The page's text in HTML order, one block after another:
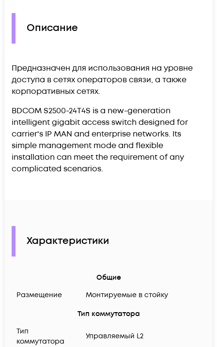
Описание
Предназначен для использования на уровне
доступа в сетях операторов связи, а также
корпоративных сетях.
BDCOM S2500-24T4S is a new-generation
intelligent gigabit access switch designed for
carrier's IP MAN and enterprise networks. Its
simple management mode and flexible
installation can meet the requirement of any
complicated scenarios.
Характеристики
Общие
Размещение
Монтируемые в стойку
Тип коммутатора
Тип
коммутатора
Управляемый L2